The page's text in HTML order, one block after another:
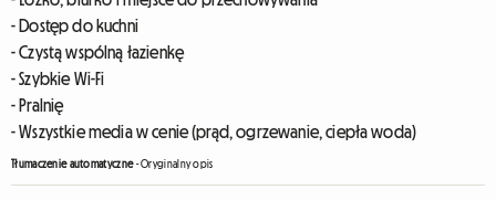
- Dostęp do kuchni
- Czystą wspólną łazienkę
- Szybkie Wi-Fi
- Pralnię
- Wszystkie media w cenie (prąd, ogrzewanie, ciepła woda)
Tłumaczenie automatyczne-Oryginalny opis